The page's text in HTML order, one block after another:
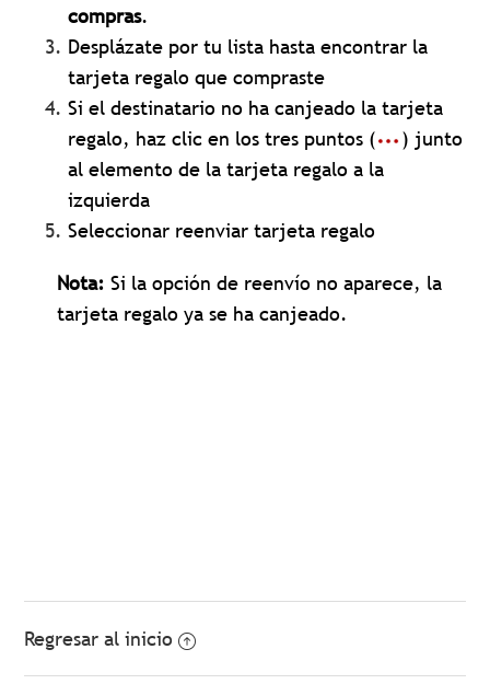
compras.
Desplázate por tu lista hasta encontrar la
tarjeta regalo que compraste
Si el destinatario no ha canjeado la tarjeta
regalo, haz clic en los tres puntos (
) junto
al elemento de la tarjeta regalo a la
izquierda
Seleccionar reenviar tarjeta regalo
Nota: Si la opción de reenvío no aparece, la
tarjeta regalo ya se ha canjeado.
Regresar al inicio